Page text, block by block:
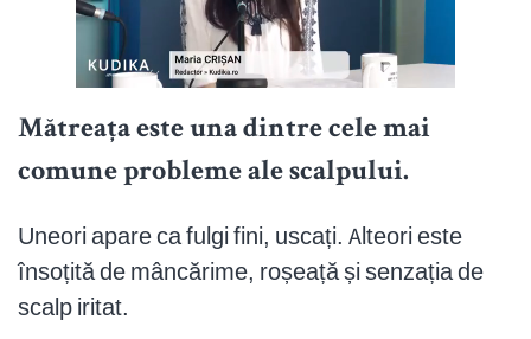
Mătreața este una dintre cele mai
comune probleme ale scalpului.
Uneori apare ca fulgi fini, uscați. Alteori este
însoțită de mâncărime, roșeață și senzația de
scalp iritat.